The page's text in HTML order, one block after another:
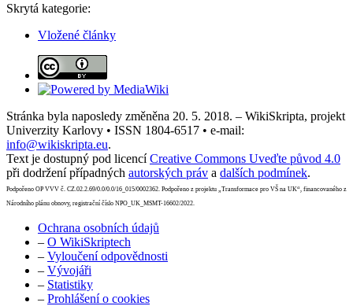
Skrytá kategorie:
Vložené články
Stránka byla naposledy změněna 20. 5. 2018. – WikiSkripta, projekt
Univerzity Karlovy • ISSN 1804-6517 • e-mail:
info@wikiskripta.eu.
Text je dostupný pod licencíCreative Commons Uveďte původ 4.0
při dodržení případných autorských práv a dalších podmínek.
Podpořeno OP VVV č. CZ.02.2.69/0.0/0.0/16_015/0002362. Podpořeno z projektu „Transformace pro VŠ na UK“, financovaného z
Národního plánu obnovy, registrační číslo NPO_UK_MSMT-16602/2022.
Ochrana osobních údajů
– O WikiSkriptech
– Vyloučení odpovědnosti
– Vývojáři
– Statistiky
– Prohlášení o cookies